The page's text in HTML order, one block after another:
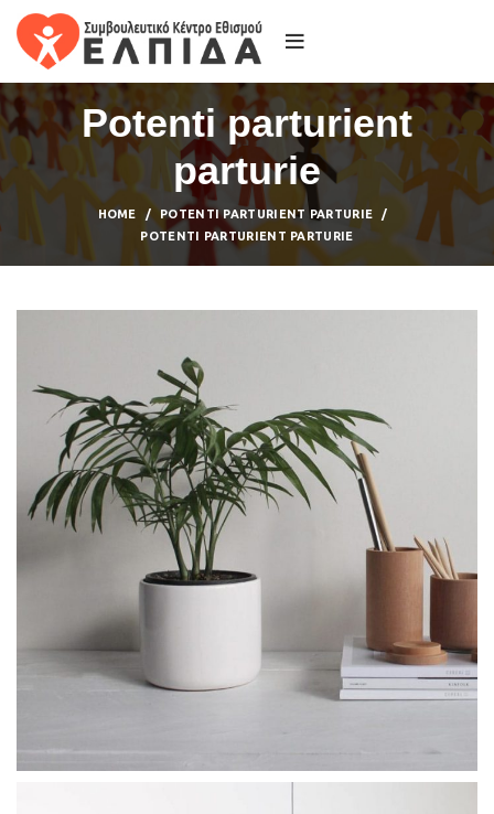
Potenti parturient
parturie
HOME
POTENTI PARTURIENT PARTURIE
POTENTI PARTURIENT PARTURIE